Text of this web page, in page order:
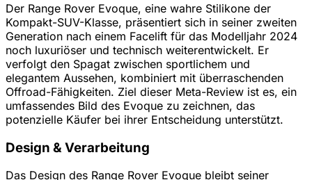
Der Range Rover Evoque, eine wahre Stilikone der
Kompakt-SUV-Klasse, präsentiert sich in seiner zweiten
Generation nach einem Facelift für das Modelljahr 2024
noch luxuriöser und technisch weiterentwickelt. Er
verfolgt den Spagat zwischen sportlichem und
elegantem Aussehen, kombiniert mit überraschenden
Offroad-Fähigkeiten. Ziel dieser Meta-Review ist es, ein
umfassendes Bild des Evoque zu zeichnen, das
potenzielle Käufer bei ihrer Entscheidung unterstützt.
Design & Verarbeitung
Das Design des Range Rover Evoque bleibt seiner